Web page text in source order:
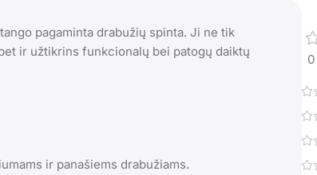
pagaminta drabužių spinta. Ji ne tik
ir užtikrins funkcionalų bei patogų daiktų
ir panašiems drabužiams.